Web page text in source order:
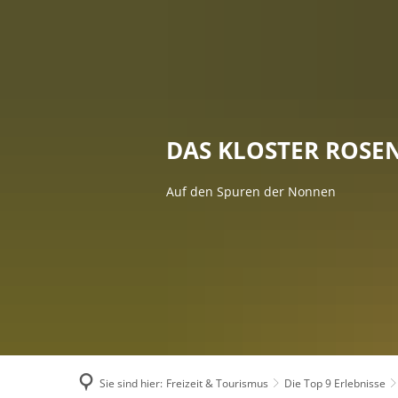
DAS KLOSTER
Auf den Spuren der Nonnen
Sie sind hier: Freizeit & Tourismus Die Top 9 Erlebnisse